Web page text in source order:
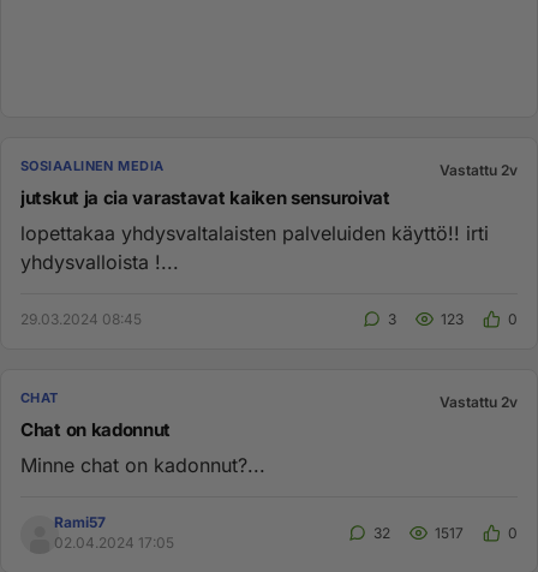
SOSIAALINEN MEDIA Vastattu 2v
jutskut ja cia varastavat kaiken sensuroivat
lopettakaa yhdysvaltalaisten palveluiden käyttö!! irti
yhdysvalloista !...
29.03.2024 08:45 3 123 0
CHAT Vastattu 2v
Chat on kadonnut
Minne chat on kadonnut?...
Rami57
02.04.2024 17:05
32 1517 0